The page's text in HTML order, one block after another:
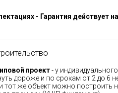
- Гарантия действует
проект- у
дороже и по срокам от 2 до 6
тот же объект можно построить